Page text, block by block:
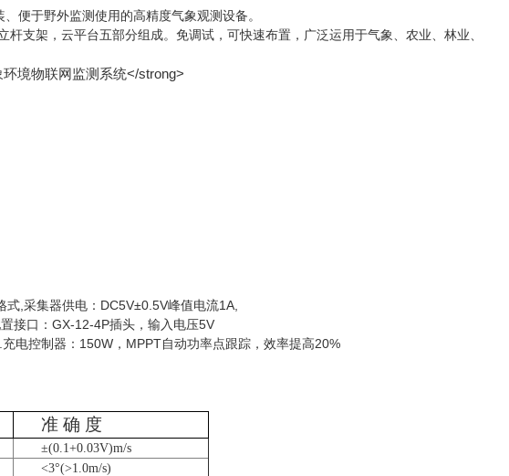
便于野外监测使用的高精度气象观测设备。
支架，云平台五部分组成。免调试，可快速布置，广泛运用于气象、农业、林业、
,采集器供电：DC5V±0.5V峰值电流1A,
接口：GX-12-4P插头，输入电压5V
电控制器：150W，MPPT自动功率点跟踪，效率提高20%
准 确 度
±(0.1+0.03V)m/s
<3°(>1.0m/s)